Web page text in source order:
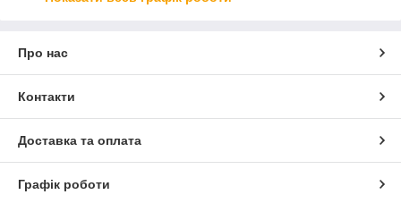
Про нас
Контакти
Доставка та оплата
Графік роботи